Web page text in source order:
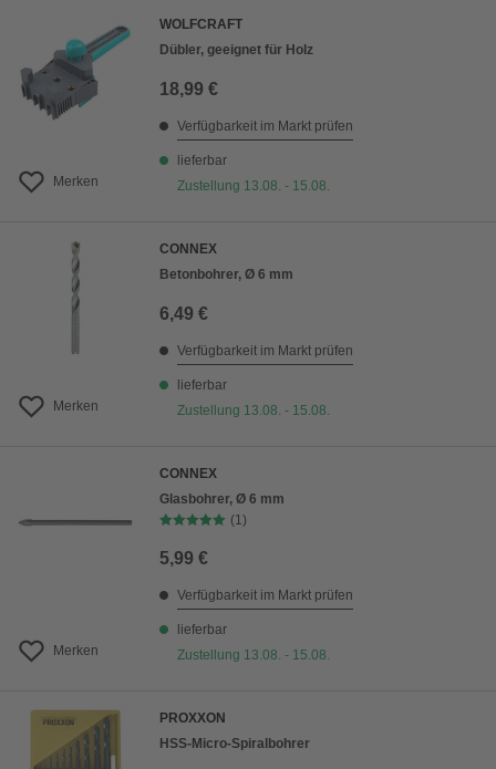
Merken
WOLFCRAFT
Dübler, geeignet für Holz
18,99 €
Verfügbarkeit im Markt prüfen
lieferbar
Zustellung 13.08. - 15.08.
Merken
CONNEX
Betonbohrer, Ø 6 mm
6,49 €
Verfügbarkeit im Markt prüfen
lieferbar
Zustellung 13.08. - 15.08.
Merken
CONNEX
Glasbohrer, Ø 6 mm
(1)
5,99 €
Verfügbarkeit im Markt prüfen
lieferbar
Zustellung 13.08. - 15.08.
PROXXON
HSS-Micro-Spiralbohrer